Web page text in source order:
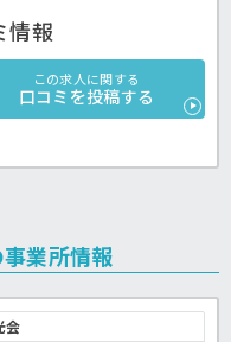
情報
この求人に関する
口コミを投稿する
業所情報
会